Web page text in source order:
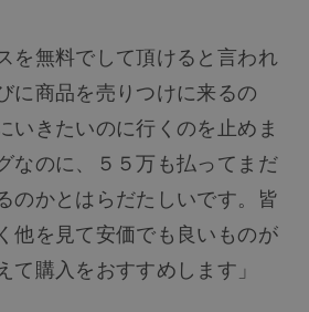
を無料でして頂けると言われ
に商品を売りつけに来るの
いきたいのに行くのを止めま
なのに、５５万も払ってまだ
のかとはらだたしいです。皆
他を見て安価でも良いものが
て購入をおすすめします」